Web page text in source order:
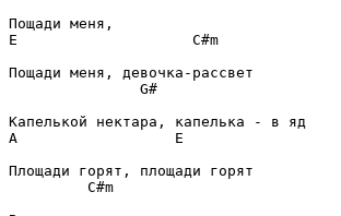
E
C#m
G#
A
E
C#m